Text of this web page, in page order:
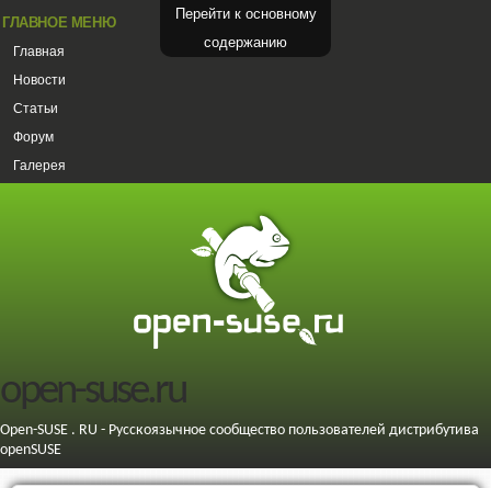
Перейти к основному
содержанию
ГЛАВНОЕ МЕНЮ
Главная
Новости
Статьи
Форум
Галерея
open-suse.ru
Open-SUSE . RU - Русскоязычное сообщество пользователей дистрибутива
openSUSE